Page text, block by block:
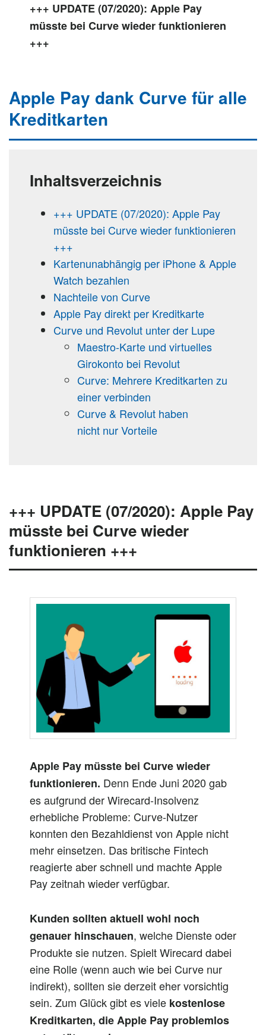
+++ UPDATE (07/2020): Apple Pay
müsste bei Curve wieder funktionieren
+++
Apple Pay dank Curve für alle
Kreditkarten
Inhaltsverzeichnis
+++ UPDATE (07/2020): Apple Pay
müsste bei Curve wieder funktionieren
+++
Kartenunabhängig per iPhone & Apple
Watch bezahlen
Nachteile von Curve
Apple Pay direkt per Kreditkarte
Curve und Revolut unter der Lupe
Maestro-Karte und virtuelles
Girokonto bei Revolut
Curve: Mehrere Kreditkarten zu
einer verbinden
Curve & Revolut haben
nicht nur Vorteile
+++ UPDATE (07/2020): Apple Pay
müsste bei Curve wieder
funktionieren +++
Apple Pay müsste bei Curve wieder
funktionieren. Denn Ende Juni 2020 gab
es aufgrund der Wirecard-Insolvenz
erhebliche Probleme: Curve-Nutzer
konnten den Bezahldienst von Apple nicht
mehr einsetzen. Das britische Fintech
reagierte aber schnell und machte Apple
Pay zeitnah wieder verfügbar.
Kunden sollten aktuell wohl noch
genauer hinschauen, welche Dienste oder
Produkte sie nutzen. Spielt Wirecard dabei
eine Rolle (wenn auch wie bei Curve nur
indirekt), sollten sie derzeit eher vorsichtig
sein. Zum Glück gibt es viele kostenlose
Kreditkarten, die Apple Pay problemlos